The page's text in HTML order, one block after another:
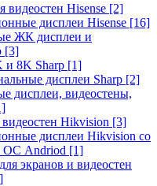
видеостен Hisense [2]
дисплеи Hisense [16]
ЖК дисплеи и
[3]
и 8K Sharp [1]
дисплеи Sharp [2]
дисплеи, видеостены,
Hikvision [3]
дисплеи Hikvision со
ОС Andriod [1]
экранов и видеостен